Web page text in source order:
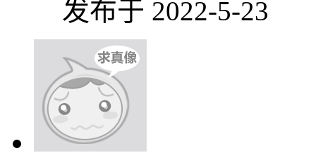
发布于 2022-5-23